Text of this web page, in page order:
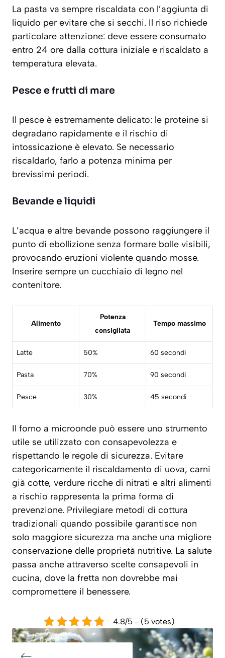
La pasta va sempre riscaldata con l’aggiunta di
liquido per evitare che si secchi. Il riso richiede
particolare attenzione: deve essere consumato
entro 24 ore dalla cottura iniziale e riscaldato a
temperatura elevata.
Pesce e frutti di mare
Il pesce è estremamente delicato: le proteine si
degradano rapidamente e il rischio di
intossicazione è elevato. Se necessario
riscaldarlo, farlo a potenza minima per
brevissimi periodi.
Bevande e liquidi
L’acqua e altre bevande possono raggiungere il
punto di ebollizione senza formare bolle visibili,
provocando eruzioni violente quando mosse.
Inserire sempre un cucchiaio di legno nel
contenitore.
Alimento
Potenza
consigliata
Tempo massimo
Latte 50% 60 secondi
Pasta 70% 90 secondi
Pesce 30% 45 secondi
Il forno a microonde può essere uno strumento
utile se utilizzato con consapevolezza e
rispettando le regole di sicurezza. Evitare
categoricamente il riscaldamento di uova, carni
già cotte, verdure ricche di nitrati e altri alimenti
a rischio rappresenta la prima forma di
prevenzione. Privilegiare metodi di cottura
tradizionali quando possibile garantisce non
solo maggiore sicurezza ma anche una migliore
conservazione delle proprietà nutritive. La salute
passa anche attraverso scelte consapevoli in
cucina, dove la fretta non dovrebbe mai
compromettere il benessere.
4.8/5 - (5 votes)